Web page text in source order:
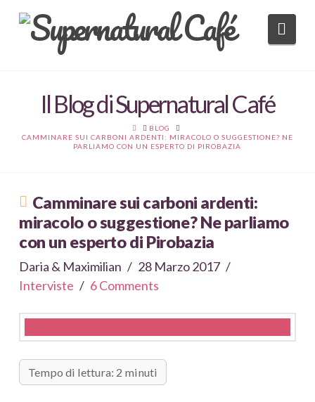
Il Blog di Supernatural Café
HOME
BLOG
CAMMINARE SUI CARBONI ARDENTI: MIRACOLO O SUGGESTIONE? NE
PARLIAMO CON UN ESPERTO DI PIROBAZIA
Camminare sui carboni ardenti:
miracolo o suggestione? Ne parliamo
con un esperto di Pirobazia
Daria & Maximilian
28 Marzo 2017
Interviste
6 Comments
Tempo di lettura: 2 minuti